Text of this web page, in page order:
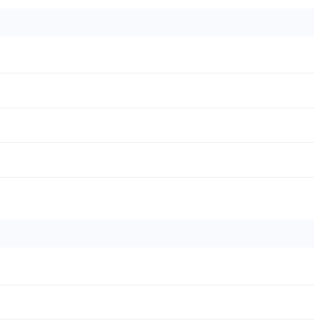
a Andoni Gorosabel por Jesus Areso en Gerona.
estadio Estadio Montilivi. El jugador Gorka Guruzeta entra por Robert